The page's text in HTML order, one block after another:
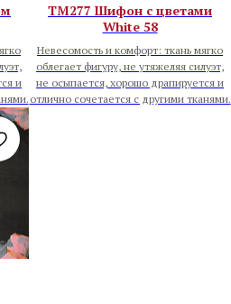
и
TM277 Шифон с цветами
White 58
Невесомость и комфорт: ткань мягко
облегает фигуру, не утяжеляя силуэт,
не осыпается, хорошо драпируется и
отлично сочетается с другими тканями.